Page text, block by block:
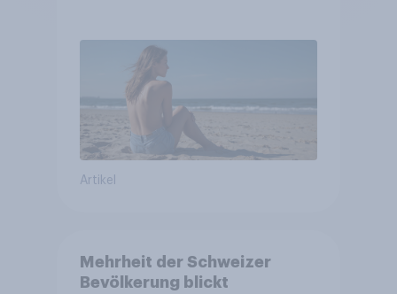
Artikel
Mehrheit der Schweizer
Bevölkerung blickt